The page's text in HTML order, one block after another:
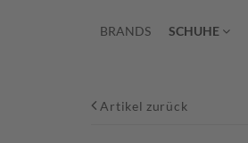
BRANDS SCHUHE
Artikel zurück